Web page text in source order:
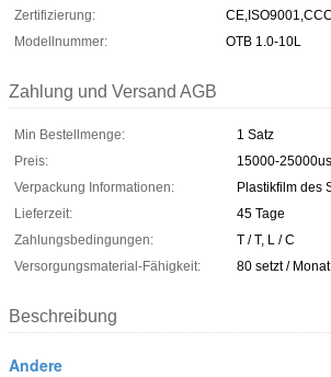
Zertifizierung:
CE,ISO9001,CCC
Modellnummer:
OTB 1.0-10L
Zahlung und Versand AGB
Min Bestellmenge:
1 Satz
Preis:
15000-
Verpackung Informationen:
Plastikfilm des
Lieferzeit:
45 Tage
Zahlungsbedingungen:
T / T, L / C
Versorgungsmaterial-Fähigkeit:
80 setzt / Monat
Beschreibung
Andere